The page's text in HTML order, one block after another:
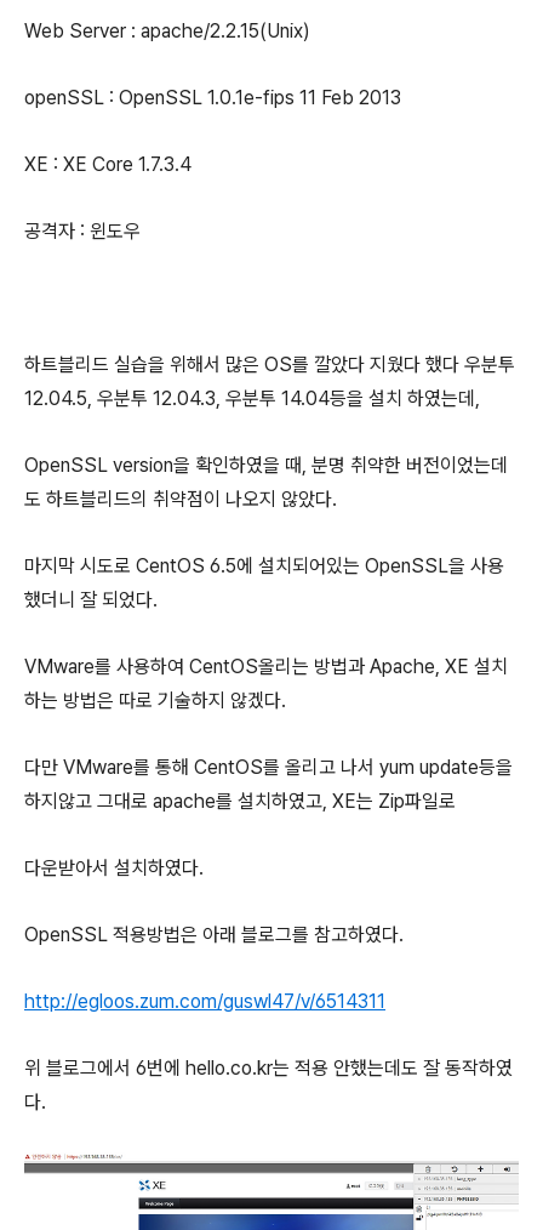
Web Server : apache/2.2.15(Unix)
openSSL : OpenSSL 1.0.1e-fips 11 Feb 2013
XE : XE Core 1.7.3.4
공격자 : 윈도우
하트블리드 실습을 위해서 많은 OS를 깔았다 지웠다 했다 우분투
12.04.5, 우분투 12.04.3, 우분투 14.04등을 설치 하였는데,
OpenSSL version을 확인하였을 때, 분명 취약한 버전이었는데
도 하트블리드의 취약점이 나오지 않았다.
마지막 시도로 CentOS 6.5에 설치되어있는 OpenSSL을 사용
했더니 잘 되었다.
VMware를 사용하여 CentOS올리는 방법과 Apache, XE 설치
하는 방법은 따로 기술하지 않겠다.
다만 VMware를 통해 CentOS를 올리고 나서 yum update등을
하지않고 그대로 apache를 설치하였고, XE는 Zip파일로
다운받아서 설치하였다.
OpenSSL 적용방법은 아래 블로그를 참고하였다.
http://egloos.zum.com/guswl47/v/6514311
위 블로그에서 6번에 hello.co.kr는 적용 안했는데도 잘 동작하였
다.